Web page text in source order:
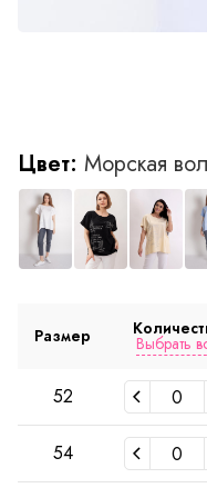
Цвет: Морская
Размер Выбрать
52
54